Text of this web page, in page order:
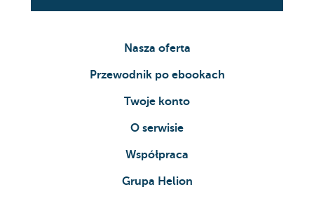
Nasza oferta
Przewodnik po ebookach
Twoje konto
O serwisie
Współpraca
Grupa Helion